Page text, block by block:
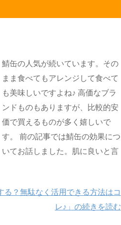
鯖缶の人気が続いています。その
まま食べてもアレンジして食べて
も美味しいですよね♪ 高価なブラ
ンドものもありますが、比較的安
価で買えるものが多く嬉しいで
す。 前の記事では鯖缶の効果につ
いてお話しました。肌に良いと言
る？無駄なく活用できる方法はコ
レ♪」の続きを読む